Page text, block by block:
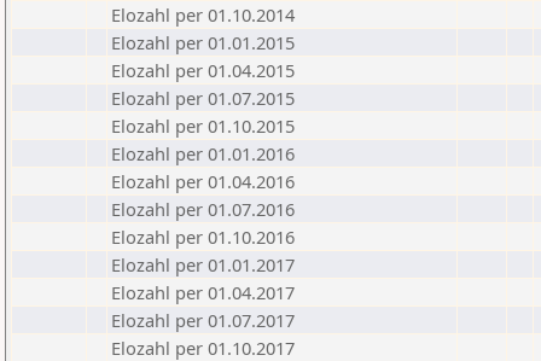
Elozahl per 01.10.2014
Elozahl per 01.01.2015
Elozahl per 01.04.2015
Elozahl per 01.07.2015
Elozahl per 01.10.2015
Elozahl per 01.01.2016
Elozahl per 01.04.2016
Elozahl per 01.07.2016
Elozahl per 01.10.2016
Elozahl per 01.01.2017
Elozahl per 01.04.2017
Elozahl per 01.07.2017
Elozahl per 01.10.2017